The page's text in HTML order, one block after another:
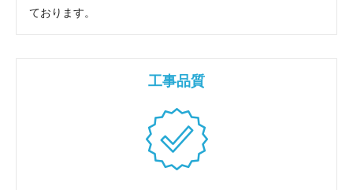
ております。
工事品質